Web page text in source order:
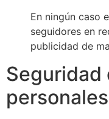
En ningún caso
seguidores en
publicidad de
Seguridad
personales